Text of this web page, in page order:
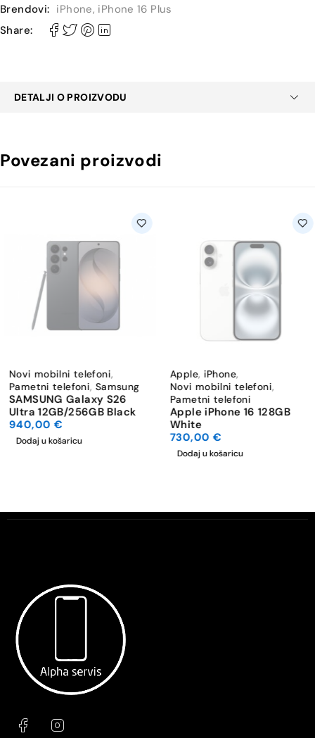
Brendovi: iPhone, iPhone 16 Plus
Share:
DETALJI O PROIZVODU
Povezani proizvodi
Novi mobilni telefoni,
Pametni telefoni, Samsung
SAMSUNG Galaxy S26
Ultra 12GB/256GB Black
940,00 €
Dodaj u košaricu
Apple, iPhone,
Novi mobilni telefoni,
Pametni telefoni
Apple iPhone 16 128GB
White
730,00 €
Dodaj u košaricu